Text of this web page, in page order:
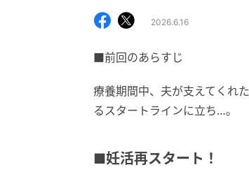
2026.6.16
■前回のあらすじ
療養期間中、夫が支えてくれ
るスタートラインに立ち…。
■妊活再スタート！